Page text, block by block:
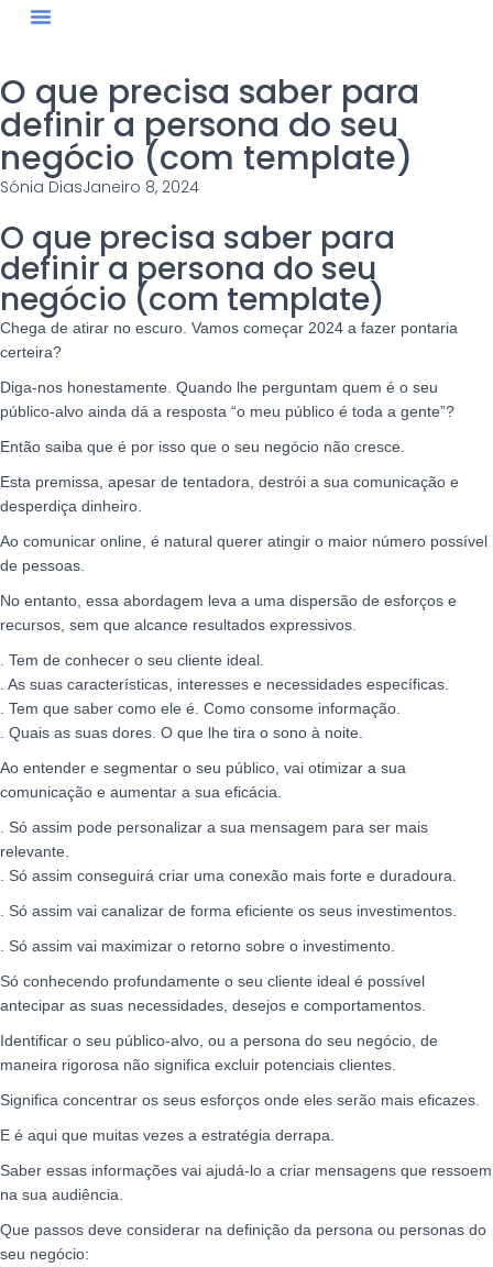
O que precisa saber para
definir a persona do seu
negócio (com template)
Sónia DiasJaneiro 8, 2024
O que precisa saber para
definir a persona do seu
negócio (com template)
Chega de atirar no escuro. Vamos começar 2024 a fazer pontaria
certeira?
Diga-nos honestamente. Quando lhe perguntam quem é o seu
público-alvo ainda dá a resposta “o meu público é toda a gente”?
Então saiba que é por isso que o seu negócio não cresce.
Esta premissa, apesar de tentadora, destrói a sua comunicação e
desperdiça dinheiro.
Ao comunicar online, é natural querer atingir o maior número possível
de pessoas.
No entanto, essa abordagem leva a uma dispersão de esforços e
recursos, sem que alcance resultados expressivos.
. Tem de conhecer o seu cliente ideal.
. As suas características, interesses e necessidades específicas.
. Tem que saber como ele é. Como consome informação.
. Quais as suas dores. O que lhe tira o sono à noite.
Ao entender e segmentar o seu público, vai otimizar a sua
comunicação e aumentar a sua eficácia.
. Só assim pode personalizar a sua mensagem para ser mais
relevante.
. Só assim conseguirá criar uma conexão mais forte e duradoura.
. Só assim vai canalizar de forma eficiente os seus investimentos.
. Só assim vai maximizar o retorno sobre o investimento.
Só conhecendo profundamente o seu cliente ideal é possível
antecipar as suas necessidades, desejos e comportamentos.
Identificar o seu público-alvo, ou a persona do seu negócio, de
maneira rigorosa não significa excluir potenciais clientes.
Significa concentrar os seus esforços onde eles serão mais eficazes.
E é aqui que muitas vezes a estratégia derrapa.
Saber essas informações vai ajudá-lo a criar mensagens que ressoem
na sua audiência.
Que passos deve considerar na definição da persona ou personas do
seu negócio: